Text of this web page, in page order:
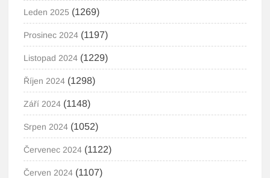
Leden 2025 (1269)
Prosinec 2024 (1197)
Listopad 2024 (1229)
Říjen 2024 (1298)
Září 2024 (1148)
Srpen 2024 (1052)
Červenec 2024 (1122)
Červen 2024 (1107)